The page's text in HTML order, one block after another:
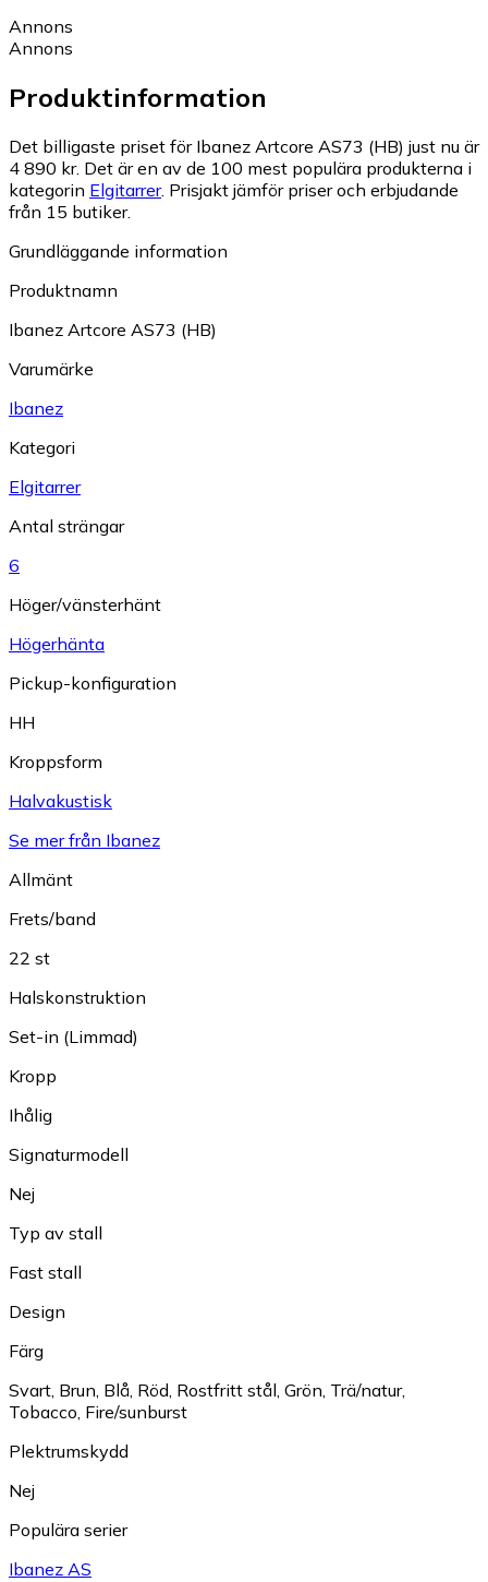
Annons
Annons
Produktinformation
Det billigaste priset för Ibanez Artcore AS73 (HB) just nu är
4 890 kr. Det är en av de 100 mest populära produkterna i
kategorin Elgitarrer. Prisjakt jämför priser och erbjudande
från 15 butiker.
Grundläggande information
Produktnamn
Ibanez Artcore AS73 (HB)
Varumärke
Ibanez
Kategori
Elgitarrer
Antal strängar
6
Höger/vänsterhänt
Högerhänta
Pickup-konfiguration
HH
Kroppsform
Halvakustisk
Se mer från Ibanez
Allmänt
Frets/band
22 st
Halskonstruktion
Set-in (Limmad)
Kropp
Ihålig
Signaturmodell
Nej
Typ av stall
Fast stall
Design
Färg
Svart, Brun, Blå, Röd, Rostfritt stål, Grön, Trä/natur,
Tobacco, Fire/sunburst
Plektrumskydd
Nej
Populära serier
Ibanez AS